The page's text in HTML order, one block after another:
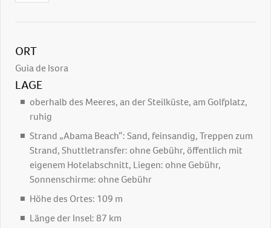
ORT
Guia de Isora
LAGE
oberhalb des Meeres, an der Steilküste, am Golfplatz,
ruhig
Strand „Abama Beach“: Sand, feinsandig, Treppen zum
Strand, Shuttletransfer: ohne Gebühr, öffentlich mit
eigenem Hotelabschnitt, Liegen: ohne Gebühr,
Sonnenschirme: ohne Gebühr
Höhe des Ortes: 109 m
Länge der Insel: 87 km